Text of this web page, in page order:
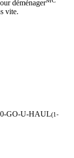
déménager
vite.
GO-U-HAUL(1-